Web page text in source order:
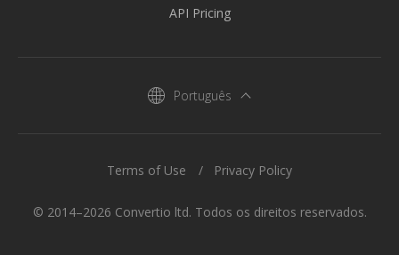
API Pricing
Português
© 2014–2026 Convertio ltd. Todos os direitos reservados.
Terms of Use Privacy Policy